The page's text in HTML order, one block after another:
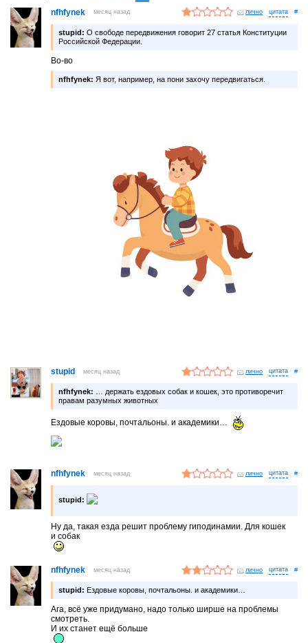
nfhfynek
месяц назад лично #
stupid: О свободе передвижения говорит 27 статья Конституции
Российской Федерации.
Во-во
nfhfynek: Я вот, например, на пони захочу передвигаться.
stupid месяц назад лично #
nfhfynek:
… держать ездовых собак и кошек, это противоречит
правам разумных животных
Ездовые коровы, почтальоны. и академики…
nfhfynek месяц назад лично #
stupid:
Ну да, такая езда решит проблему гиподинамии. Для кошек
и собак
nfhfynek месяц назад лично #
stupid: Ездовые коровы, почтальоны. и академики…
Ага, всё уже придумано, надо только ширше на проблемы
смотреть.
И их станет ещё больше